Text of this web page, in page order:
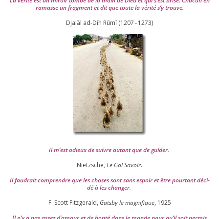
ramasse un frag­ment et dit que toute la véri­té s’y trouve.
Djalāl ad-Dīn Rūmī (1207–1273)
Il m’est odieux de suivre autant que de gui­der.
Nietzsche, Le Gai Savoir.
Il fau­drait com­prendre que les choses sont sans espoir et être pour­tant déci­
dé à les chan­ger.
F. Scott Fitzgerald, Gatsby le magni­fique, 1925